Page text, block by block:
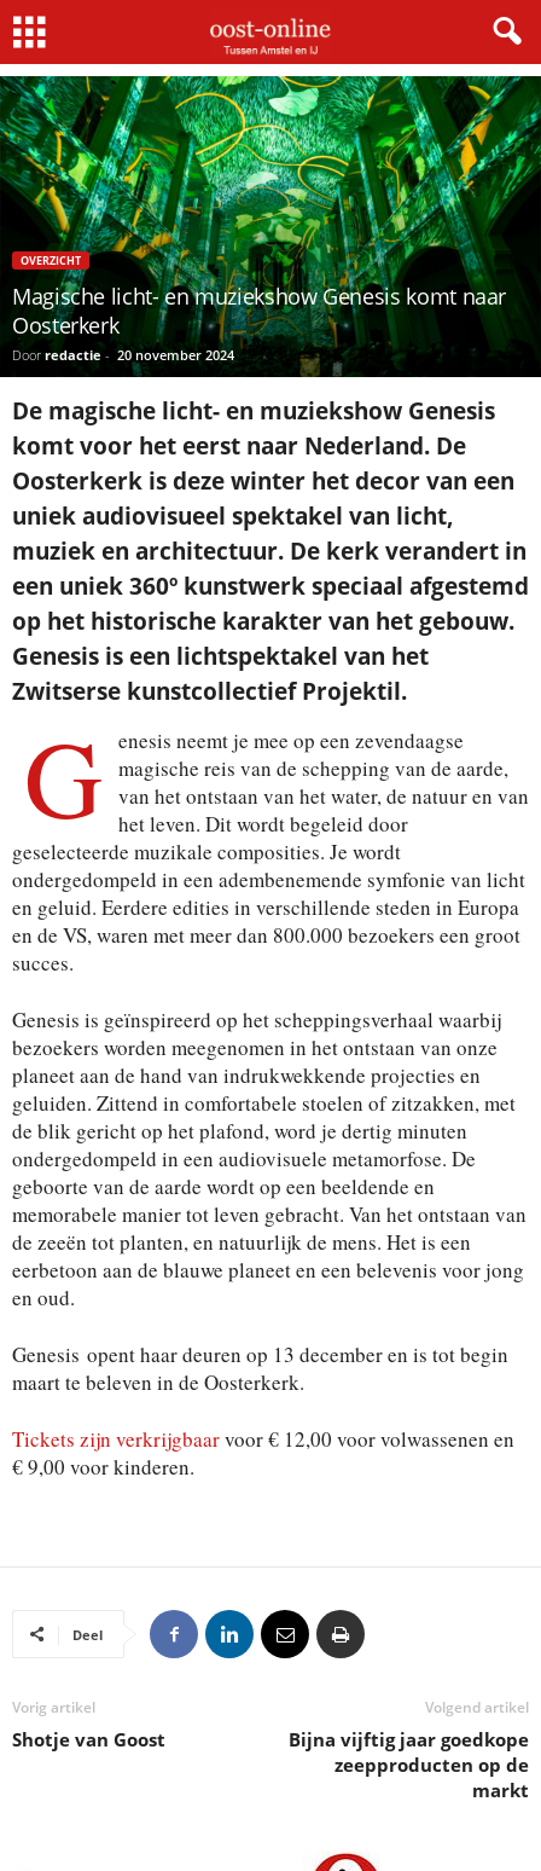
Home Magische licht- en muziekshow Genesis komt naar Oosterkerk
OVERZICHT
Magische licht- en muziekshow Genesis komt naar
Oosterkerk
Door redactie - 20 november 2024
De magische licht- en muziekshow Genesis
komt voor het eerst naar Nederland. De
Oosterkerk is deze winter het decor van een
uniek audiovisueel spektakel van licht,
muziek en architectuur. De kerk verandert in
een uniek 360º kunstwerk speciaal afgestemd
op het historische karakter van het gebouw.
Genesis is een lichtspektakel van het
Zwitserse kunstcollectief Projektil.
G
enesis neemt je mee op een zevendaagse
magische reis van de schepping van de aarde,
van het ontstaan van het water, de natuur en van
het leven. Dit wordt begeleid door
geselecteerde muzikale composities. Je wordt
ondergedompeld in een adembenemende symfonie van licht
en geluid. Eerdere edities in verschillende steden in Europa
en de VS, waren met meer dan 800.000 bezoekers een groot
succes.
​Genesis is geïnspireerd op het scheppingsverhaal waarbij
bezoekers worden meegenomen in het ontstaan van onze
planeet aan de hand van indrukwekkende projecties en
geluiden. Zittend in comfortabele stoelen of zitzakken, met
de blik gericht op het plafond, word je dertig minuten
ondergedompeld in een audiovisuele metamorfose. De
geboorte van de aarde wordt op een beeldende en
memorabele manier tot leven gebracht. Van het ontstaan van
de zeeën tot planten, en natuurlijk de mens. Het is een
eerbetoon aan de blauwe planeet en een belevenis voor jong
en oud.
Genesis opent haar deuren op 13 december en is tot begin
maart te beleven in de Oosterkerk.
Tickets zijn verkrijgbaarvoor € 12,00 voor volwassenen en
€ 9,00 voor kinderen.
Deel
Vorig artikel
Shotje van Goost
Volgend artikel
Bijna vijftig jaar goedkope
zeepproducten op de
markt